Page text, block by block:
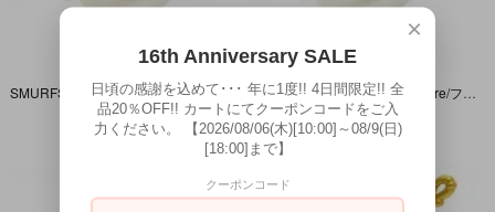
SMURFS/スマーフ・PVC Figure/フィギュア・Halloween Series/ハロウィンシリーズ 「スマーフ・Ghost/ゴースト・オバケ」 20542・China/中国
SOLD OUT SOLD OUT
×
16th Anniversary SALE
日頃の感謝を込めて･･･ 年に1度!! 4日間限定!! 全
品20％OFF!! カートにてクーポンコードをご入
力ください。 【2026/08/06(木)[10:00]～08/9(日)
[18:00]まで】
クーポンコード